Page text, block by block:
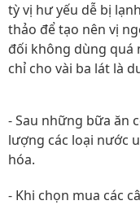
tỳ vị hư yếu dễ bị
thảo để tạo nên vị
đối không dùng
chỉ cho vài ba lát là
- Sau những bữa ăn
lượng các loại nước
hóa.
- Khi chọn mua các